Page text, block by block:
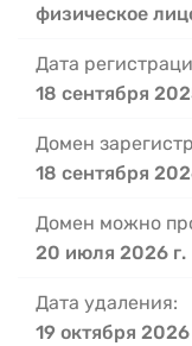
физическое
Дата
18 сентября
Домен
18 сентября
Домен можно
20 июля 2026 г.
Дата удаления:
19 октября 2026